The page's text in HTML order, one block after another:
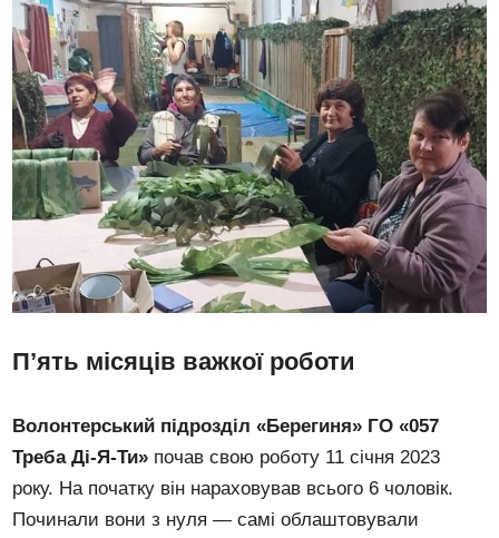
П’ять місяців важкої роботи
Волонтерський підрозділ «Берегиня» ГО «057
Треба Ді-Я-Ти» почав свою роботу 11 січня 2023
року. На початку він нараховував всього 6 чоловік.
Починали вони з нуля — самі облаштовували